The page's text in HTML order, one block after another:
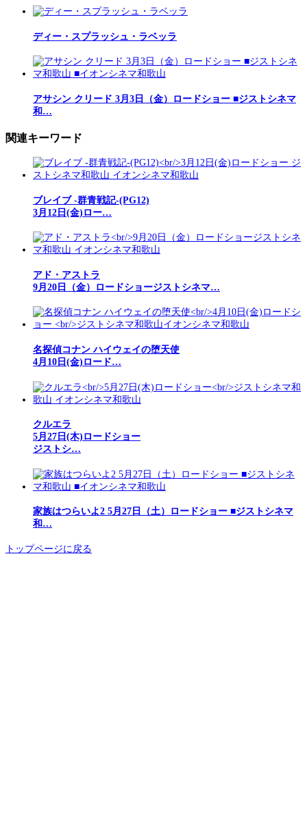
ディー・スプラッシュ・ラベッラ
アサシン クリード 3月3日（金）ロードショー ■ジストシネマ
和…
関連キーワード
ブレイブ ‐群青戦記‐(PG12)
3月12日(金)ロー…
アド・アストラ
9月20日（金）ロードショージストシネマ…
名探偵コナン ハイウェイの堕天使
4月10日(金)ロード…
クルエラ
5月27日(木)ロードショー
ジストシ…
家族はつらいよ2 5月27日（土）ロードショー ■ジストシネマ
和…
トップページに戻る